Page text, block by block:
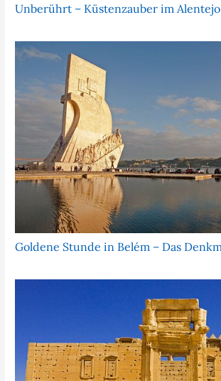
Unberührt – Küstenzauber im Alentejo